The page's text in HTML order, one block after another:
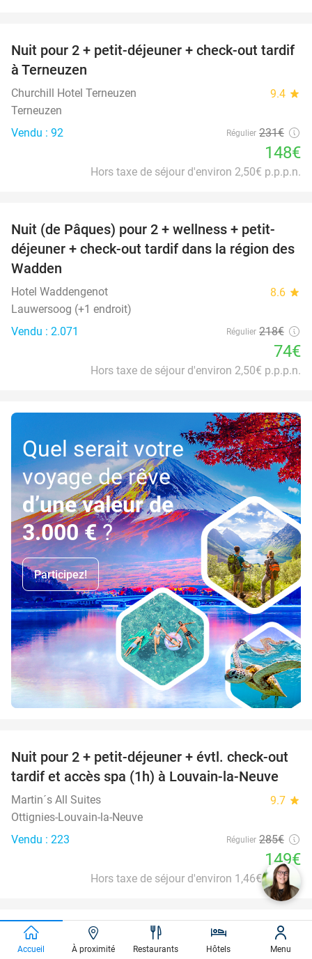
36%
Nuit pour 2 + petit-déjeuner + check-out tardif
à Terneuzen
Churchill Hotel Terneuzen 9.4 star
Terneuzen
Vendu : 92
Régulier 231€
148€
Hors taxe de séjour d'environ 2,50€ p.p.p.n.
66%
Nuit (de Pâques) pour 2 + wellness + petit-
déjeuner + check-out tardif dans la région des
Wadden
Hotel Waddengenot 8.6 star
Lauwersoog (+1 endroit)
Vendu : 2.071
Régulier 218€
74€
Hors taxe de séjour d'environ 2,50€ p.p.p.n.
Quel serait votre
voyage de rêve
d’une valeur de
3.000 €?
Participez!
48%
Nuit pour 2 + petit-déjeuner + évtl. check-out
tardif et accès spa (1h) à Louvain-la-Neuve
Martin´s All Suites 9.7 star
Ottignies-Louvain-la-Neuve
Vendu : 223
Régulier 285€
149€
Hors taxe de séjour d'environ 1,46€ p.p.p.n.
33%
favorite_border
Nuit(s) pour 2 + petit-déjeuner + check-out
tardif + évtl. dîner près de Gand
Accueil À proximité Restaurants Hôtels Menu